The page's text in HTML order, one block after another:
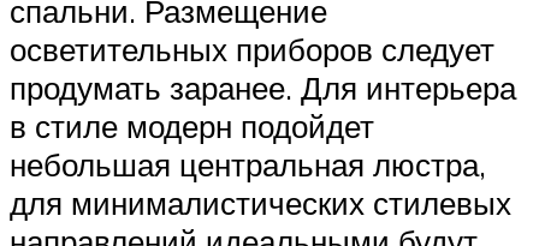
спальни. Размещение
осветительных приборов следует
продумать заранее. Для интерьера
в стиле модерн подойдет
небольшая центральная люстра,
для минималистических стилевых